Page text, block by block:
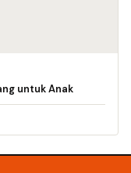
untuk Anak